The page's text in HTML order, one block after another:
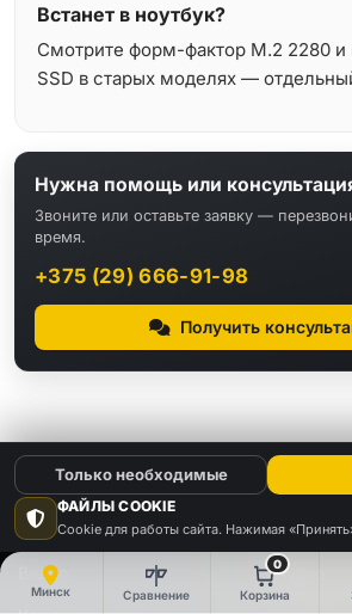
Минск Сравнение
0
Корзина
Встанет в ноутбук?
Смотрите форм-фактор M.2 2280 и
SSD в старых моделях —
Нужна помощь или
Звоните или оставьте заявку —
время.
+375 (29) 666-91-98
Получить
КАТАЛОГ
Видео Аудио
ФАЙЛЫ COOKIE
Cookie для работы сайта. Нажимая
Только необходимые